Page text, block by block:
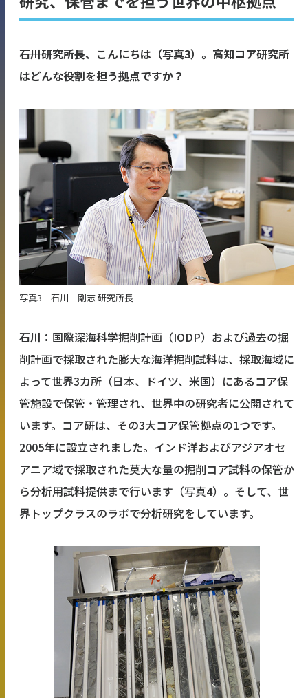
――石川研究所長、こんにちは（写真3）。高知コア研究所
はどんな役割を担う拠点ですか？
写真3 石川 剛志 研究所長
石川： 国際深海科学掘削計画（IODP）および過去の掘
削計画で採取された膨大な海洋掘削試料は、採取海域に
よって世界3カ所（日本、ドイツ、米国）にあるコア保
管施設で保管・管理され、世界中の研究者に公開されて
います。コア研は、その3大コア保管拠点の1つです。
2005年に設立されました。インド洋およびアジアオセ
アニア域で採取された莫大な量の掘削コア試料の保管か
ら分析用試料提供まで行います（写真4）。そして、世
界トップクラスのラボで分析研究をしています。